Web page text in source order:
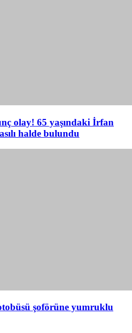
olay! 65 yaşındaki İrfan
halde bulundu
şoförüne yumruklu